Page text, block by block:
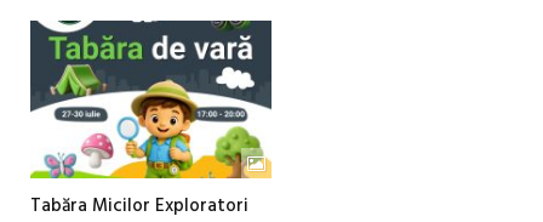
Tabăra Micilor Exploratori